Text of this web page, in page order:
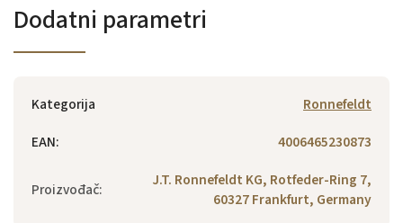
Dodatni parametri
Kategorija
Ronnefeldt
EAN: 4006465230873
Proizvođač:
J.T. Ronnefeldt KG, Rotfeder-Ring 7,
60327 Frankfurt, Germany